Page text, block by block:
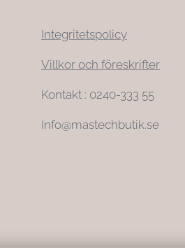
Integritetspolicy
Villkor och föreskrifter
Kontakt : 0240-333 55
Info@mastechbutik.se